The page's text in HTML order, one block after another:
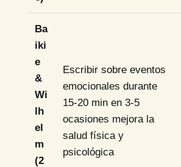
Ba
iki
e
&
Wi
lh
el
m
(2
Escribir sobre eventos
emocionales durante
15-20 min en 3-5
ocasiones mejora la
salud física y
psicológica